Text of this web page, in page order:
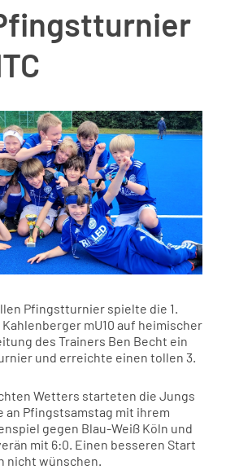
Pfingstturnier spielte die 1.
mU10 auf heimischer
des Trainers Ben Becht ein
und erreichte einen tollen 3.
Wetters starteten die Jungs
an Pfingstsamstag mit ihrem
gegen Blau-Weiß Köln und
mit 6:0. Einen besseren Start
nicht wünschen.